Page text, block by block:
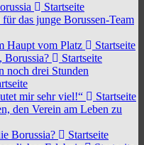
Startseite
das junge Borussen-Team
Haupt vom Platz
Startseite
Borussia?
Startseite
noch drei Stunden
mir sehr viel!“
Startseite
den Verein am Leben zu
Borussia?
Startseite